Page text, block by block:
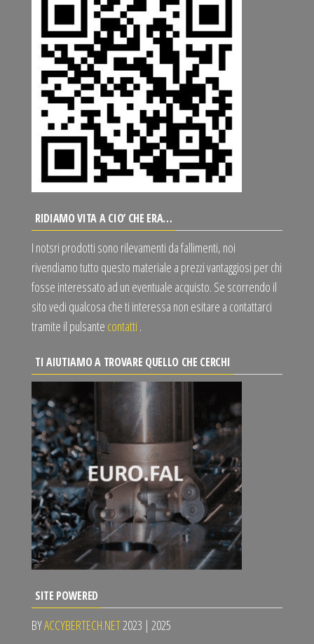
RIDIAMO VITA A CIO’ CHE ERA…
I notsri prodotti sono rilevamenti da fallimenti, noi
rivendiamo tutto questo materiale a prezzi vantaggiosi per chi
fosse interessato ad un eventuale acquisto. Se scorrendo il
sito vedi qualcosa che ti interessa non esitare a contattarci
tramite il pulsante contatti .
TI AIUTIAMO A TROVARE QUELLO CHE CERCHI
SITE POWERED
BYACCYBERTECH.NET2023 | 2025